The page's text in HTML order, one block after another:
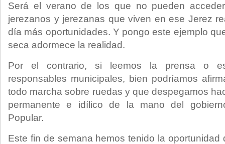
Será el verano de los que no pueden
jerezanos y jerezanas que viven en ese Jerez
día más oportunidades. Y pongo este ejemplo
seca adormece la realidad.
Por el contrario, si leemos la prensa o
responsables municipales, bien podríamos
todo marcha sobre ruedas y que despegamos
permanente e idílico de la mano del
Popular.
Este fin de semana hemos tenido la oportunidad